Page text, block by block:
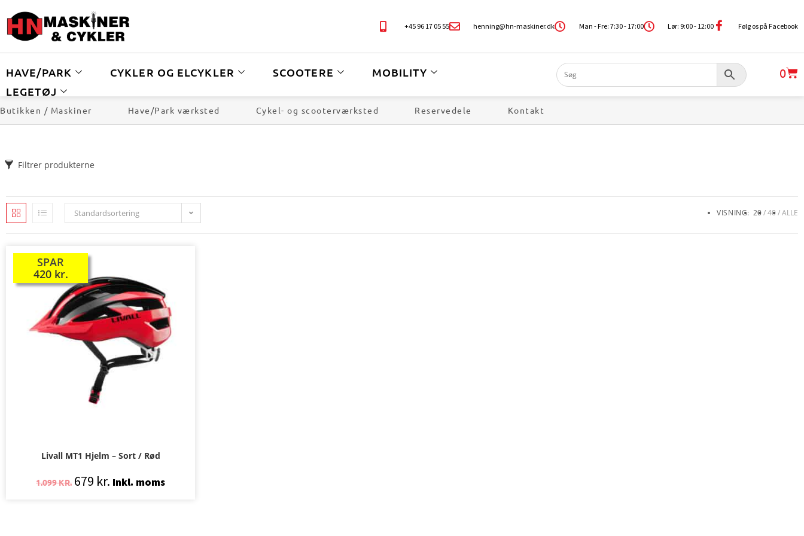
+45 96 17 05 55 henning@hn-maskiner.dk Man - Fre: 7:30 - 17:00 Lør: 9:00 - 12:00 Følg os på Facebook
HAVE/PARK CYKLER OG ELCYKLER SCOOTERE
MOBILITY
LEGETØJ
0
Butikken / Maskiner Have/Park værksted Cykel- og scooterværksted Reservedele Kontakt
Filtrer produkterne
Standardsortering VISNING: 20 40 ALLE
SPAR
420 kr.
TILBUD!
Livall MT1 Hjelm – Sort / Rød
1.099KR. 679 kr. Inkl. moms